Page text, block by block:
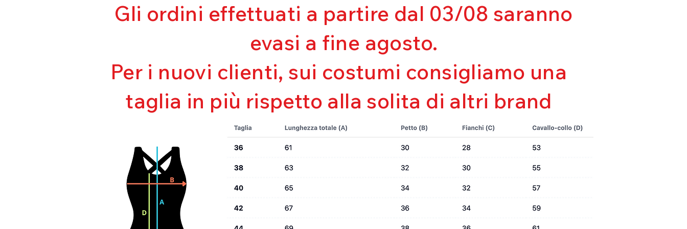
Asciugatura rapida
Bielastico
Gli ordini effettuati a partire dal 03/08 saranno
evasi a fine agosto.
Per i nuovi clienti, sui costumi consigliamo una
taglia in più rispetto alla solita di altri brand